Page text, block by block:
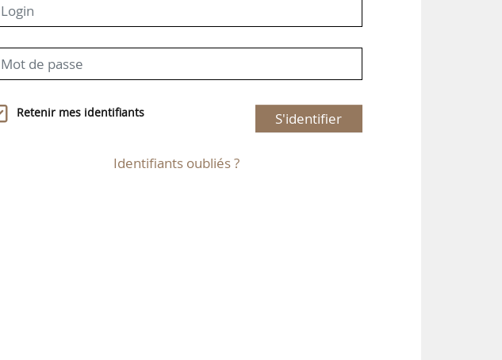
Retenir mes identifiants S'identifier
Identifiants oubliés ?